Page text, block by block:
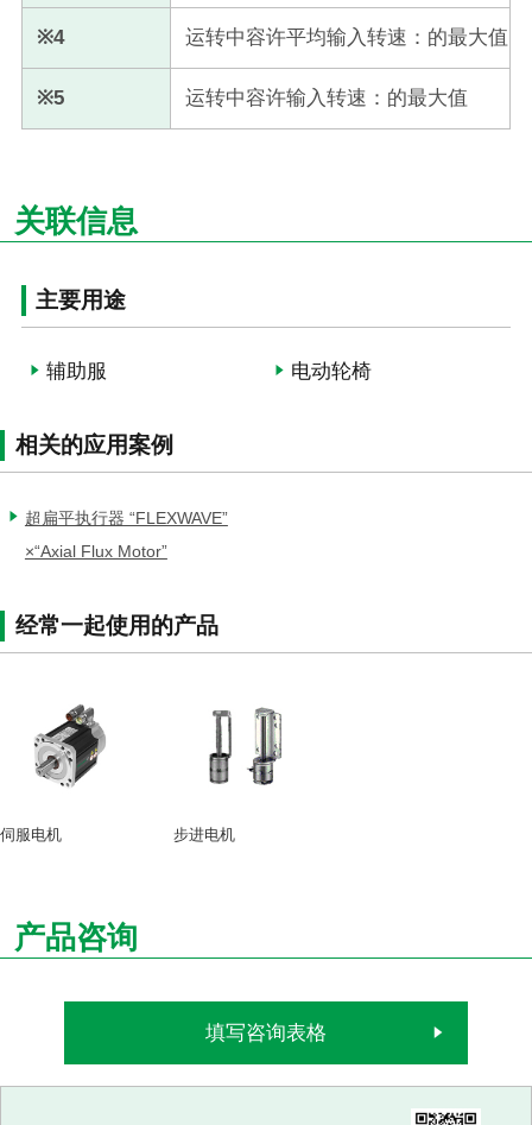
※4 运转中容许平均输入转速：的最大值
※5 运转中容许输入转速：的最大值
关联信息
主要用途
辅助服 电动轮椅
相关的应用案例
超扁平执行器 “FLEXWAVE”
×“Axial Flux Motor”
经常一起使用的产品
伺服电机 步进电机
产品咨询
填写咨询表格